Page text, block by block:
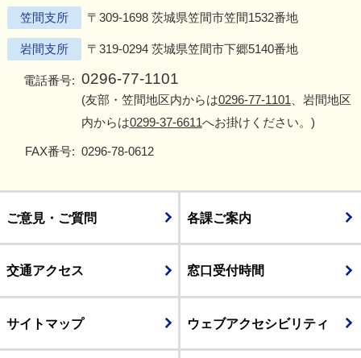
笠間支所 〒309-1698 茨城県笠間市笠間1532番地
岩間支所 〒319-0294 茨城県笠間市下郷5140番地
電話番号: 0296-77-1101
(友部・笠間地区内からは0296-77-1101 、岩間地区
内からは0299-37-6611へお掛けください。)
FAX番号: 0296-78-0612
ご意見・ご質問 各課ご案内
交通アクセス 窓口受付時間
サイトマップ ウェブアクセシビリティ